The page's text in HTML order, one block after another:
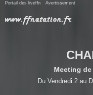
Portail des liveffn Avertissement
Meeting de
Du Vendredi 2 au